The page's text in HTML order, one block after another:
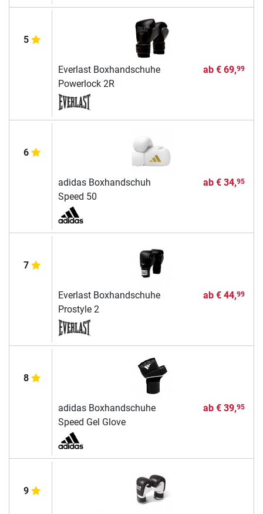
5
Everlast Boxhandschuhe
Powerlock 2R
ab € 69,99
6
adidas Boxhandschuh
Speed 50
ab € 34,95
7
Everlast Boxhandschuhe
Prostyle 2
ab € 44,99
8
adidas Boxhandschuhe
Speed Gel Glove
ab € 39,95
9